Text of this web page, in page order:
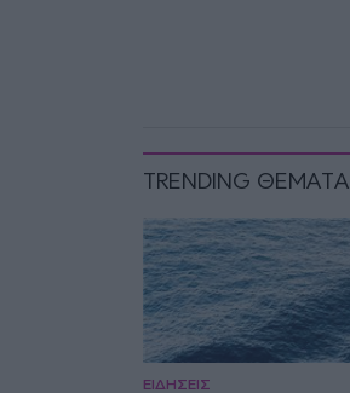
TRENDING ΘΕΜΑΤΑ
ΕΙΔΗΣΕΙΣ